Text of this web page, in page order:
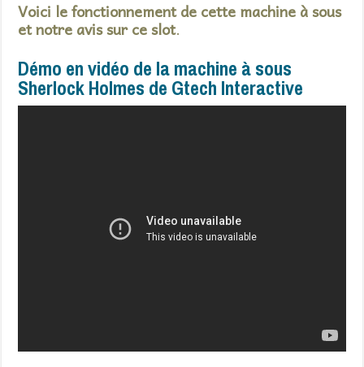
Voici le fonctionnement de cette machine à sous
et notre avis sur ce slot.
Démo en vidéo de la machine à sous
Sherlock Holmes de Gtech Interactive